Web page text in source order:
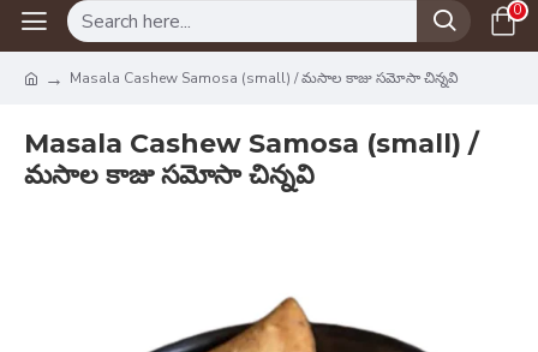
0
Masala Cashew Samosa (small) / మసాల కాజు సమోసా చిన్నవి
Masala Cashew Samosa (small) /
మసాల కాజు సమోసా చిన్నవి